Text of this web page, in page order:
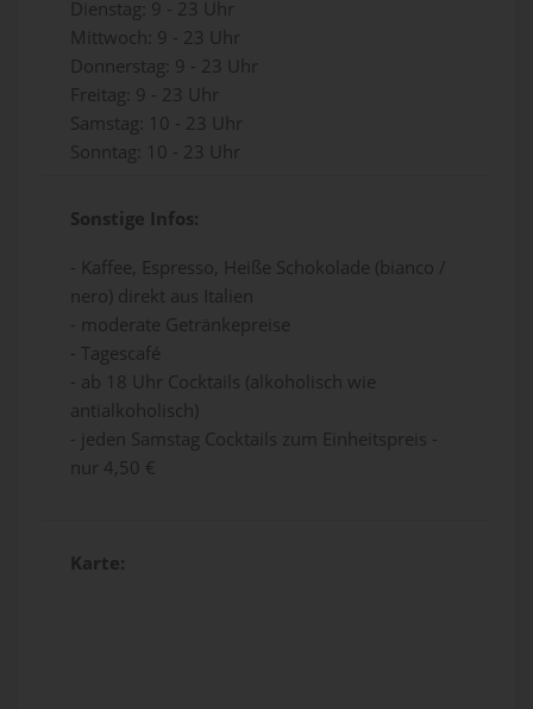
Dienstag: 9 - 23 Uhr
Mittwoch: 9 - 23 Uhr
Donnerstag: 9 - 23 Uhr
Freitag: 9 - 23 Uhr
Samstag: 10 - 23 Uhr
Sonntag: 10 - 23 Uhr
Sonstige Infos:
- Kaffee, Espresso, Heiße Schokolade (bianco /
nero) direkt aus Italien
- moderate Getränkepreise
- Tagescafé
- ab 18 Uhr Cocktails (alkoholisch wie
antialkoholisch)
- jeden Samstag Cocktails zum Einheitspreis -
nur 4,50 €
Karte: